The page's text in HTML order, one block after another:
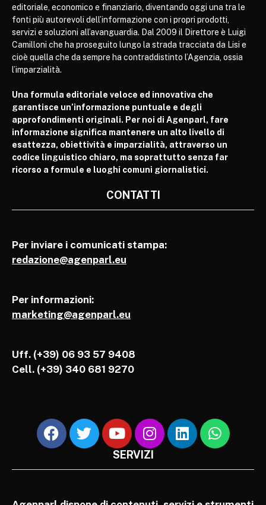
editoriale, economico e finanziario, diventando oggi una tra le
fonti più autorevoli dell’informazione con i propri prodotti,
servizi e soluzioni all’avanguardia. Dal 2009 il Direttore è Luigi
Camilloni che ha proseguito lungo la strada tracciata da Lisi e
cioè quella che da sempre ha contraddistinto l’Agenzia, ossia
l’imparzialità.
Una formula editoriale veloce ed innovativa che
garantisce un’informazione puntuale e degli
approfondimenti originali. Per noi di Agenparl, fare
informazione significa mantenere un alto livello di
esattezza, obiettività e imparzialità, attraverso un
codice linguistico chiaro, ma soprattutto senza far
ricorso a formule e luoghi comuni giornalistici.
CONTATTI
Per inviare i comunicati stampa:
redazione@agenparl.eu
Per informazioni:
marketing@agenparl.eu
Uff. (+39) 06 93 57 9408
Cell. (+39) 340 681 9270
SERVIZI